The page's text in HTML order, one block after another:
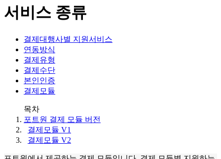
서비스 종류
결제대행사별 지원서비스
연동방식
결제유형
결제수단
본인인증
결제모듈
목차
포트원 결제 모듈 버전
결제모듈 V1
결제모듈 V2